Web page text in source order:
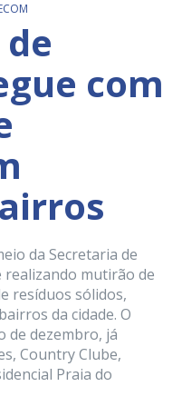
com
da Secretaria de
realizando mutirão de
resíduos sólidos,
da cidade. O
de dezembro, já
Country Clube,
Praia do